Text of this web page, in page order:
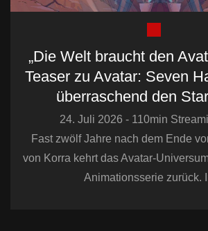
„Die Welt braucht den
Teaser zu Avatar: Seven
überraschend den
24. Juli 2026 - 110min
Fast zwölf Jahre nach dem Ende
von Korra kehrt das Avatar-
Animationsserie zurück.